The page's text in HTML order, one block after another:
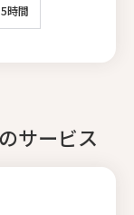
時間
サービス